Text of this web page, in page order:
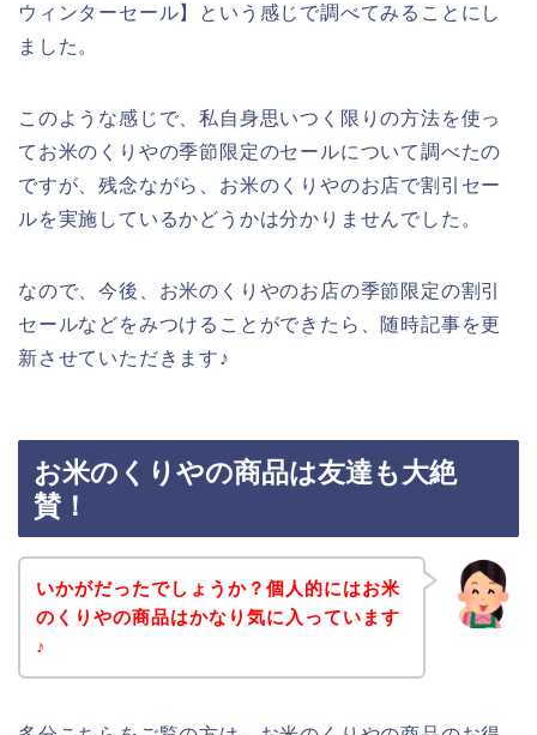
ウィンターセール】という感じで調べてみることにし
ました。
このような感じで、私自身思いつく限りの方法を使っ
てお米のくりやの季節限定のセールについて調べたの
ですが、残念ながら、お米のくりやのお店で割引セー
ルを実施しているかどうかは分かりませんでした。
なので、今後、お米のくりやのお店の季節限定の割引
セールなどをみつけることができたら、随時記事を更
新させていただきます♪
お米のくりやの商品は友達も大絶
賛！
いかがだったでしょうか？個人的にはお米
のくりやの商品はかなり気に入っています
♪